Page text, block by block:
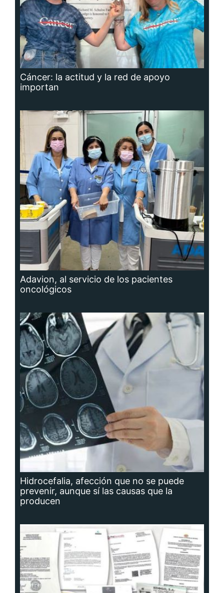
Cáncer: la actitud y la red de apoyo
importan
Adavion, al servicio de los pacientes
oncológicos
Hidrocefalia, afección que no se puede
prevenir, aunque sí las causas que la
producen